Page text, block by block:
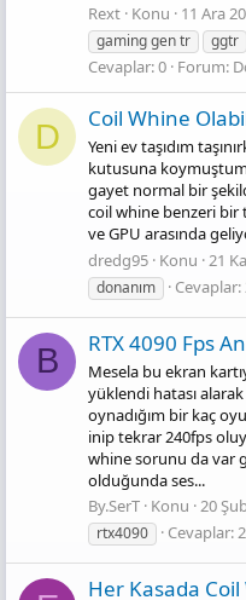
Rext Konu 11 Ara
gaming gen tr
ggtr
Cevaplar: 0 Forum:
D Coil Whine
Yeni ev taşıdım
kutusuna
gayet normal bir
coil whine benzeri bir
ve GPU arasında
dredg95 Konu 21
donanım
Cevaplar:
B RTX 4090 Fps
Mesela bu ekran
yüklendi hatası
oynadığım bir kaç
inip tekrar 240fps
whine sorunu da var
olduğunda ses...
By.SerT Konu 20
rtx4090
Cevaplar:
Her Kasada